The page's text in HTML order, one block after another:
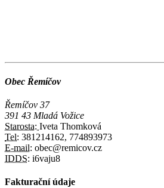
Obec Řemíčov
Řemíčov 37
391 43 Mladá Vožice
Starosta: Iveta Thomková
Tel: 381214162, 774893973
E-mail: obec@remicov.cz
IDDS: i6vaju8
Fakturační údaje